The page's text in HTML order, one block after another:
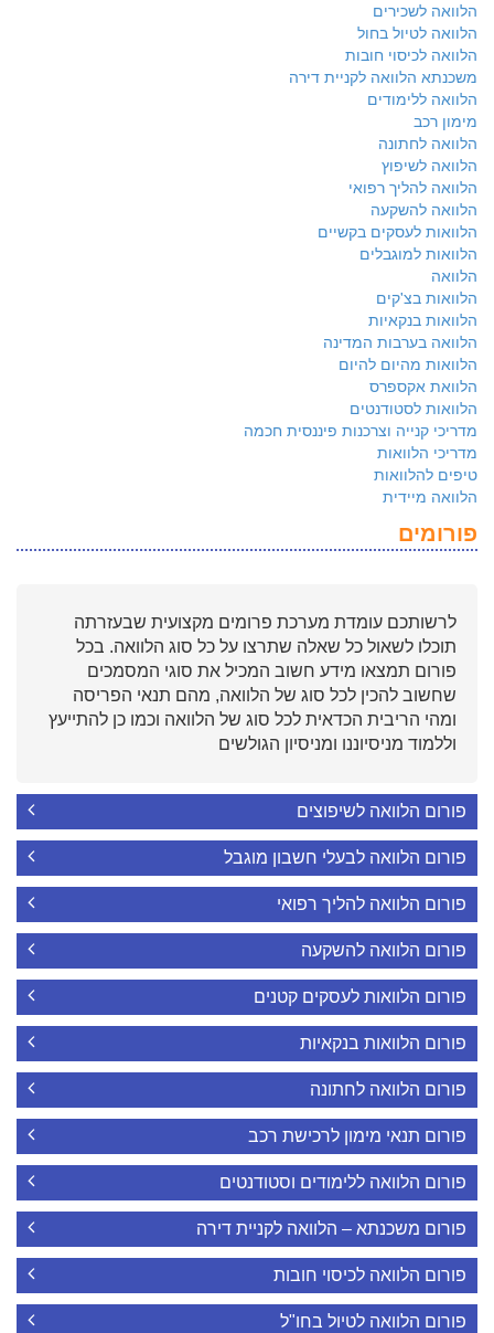
הלוואה לשכירים
הלוואה לטיול בחול
הלוואה לכיסוי חובות
משכנתא הלוואה לקניית דירה
הלוואה ללימודים
מימון רכב
הלוואה לחתונה
הלוואה לשיפוץ
הלוואה להליך רפואי
הלוואה להשקעה
הלוואות לעסקים בקשיים
הלוואות למוגבלים
הלוואה
הלוואות בצ'קים
הלוואות בנקאיות
הלוואה בערבות המדינה
הלוואות מהיום להיום
הלוואת אקספרס
הלוואות לסטודנטים
מדריכי קנייה וצרכנות פיננסית חכמה
מדריכי הלוואות
טיפים להלוואות
הלוואה מיידית
פורומים
לרשותכם עומדת מערכת פרומים מקצועית שבעזרתה
תוכלו לשאול כל שאלה שתרצו על כל סוג הלוואה. בכל
פורום תמצאו מידע חשוב המכיל את סוגי המסמכים
שחשוב להכין לכל סוג של הלוואה, מהם תנאי הפריסה
ומהי הריבית הכדאית לכל סוג של הלוואה וכמו כן להתייעץ
וללמוד מניסיוננו ומניסיון הגולשים
פורום הלוואה לשיפוצים
פורום הלוואה לבעלי חשבון מוגבל
פורום הלוואה להליך רפואי
פורום הלוואה להשקעה
פורום הלוואות לעסקים קטנים
פורום הלוואות בנקאיות
פורום הלוואה לחתונה
פורום תנאי מימון לרכישת רכב
פורום הלוואה ללימודים וסטודנטים
פורום משכנתא – הלוואה לקניית דירה
פורום הלוואה לכיסוי חובות
פורום הלוואה לטיול בחו"ל